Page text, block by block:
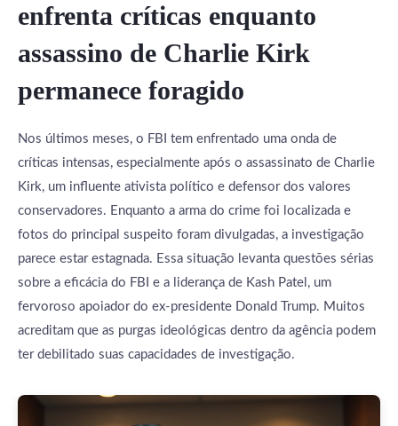
enfrenta críticas enquanto
assassino de Charlie Kirk
permanece foragido
Nos últimos meses, o FBI tem enfrentado uma onda de
críticas intensas, especialmente após o assassinato de Charlie
Kirk, um influente ativista político e defensor dos valores
conservadores. Enquanto a arma do crime foi localizada e
fotos do principal suspeito foram divulgadas, a investigação
parece estar estagnada. Essa situação levanta questões sérias
sobre a eficácia do FBI e a liderança de Kash Patel, um
fervoroso apoiador do ex-presidente Donald Trump. Muitos
acreditam que as purgas ideológicas dentro da agência podem
ter debilitado suas capacidades de investigação.